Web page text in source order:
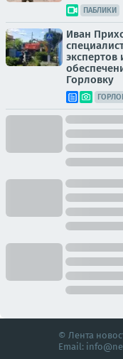
ПАБЛИКИ
Иван
экспертов
Горловку
© Лента
Email: